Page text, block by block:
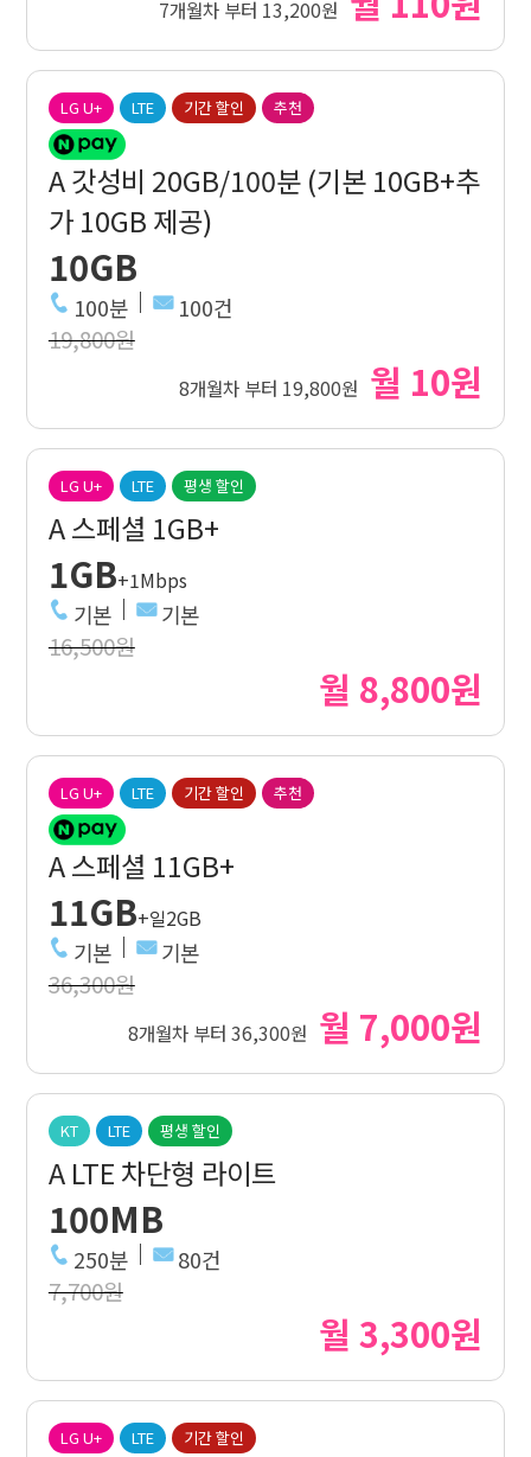
7개월차 부터 13,200원
LG U+ LTE 기간 할인 추천
A 갓성비 20GB/100분 (기본 10GB+추
가 10GB 제공)
10GB
100분 100건
19,800원
8개월차 부터 19,800원 월 10원
LG U+ LTE 평생 할인
A 스페셜 1GB+
1GB+1Mbps
기본 기본
16,500원
월 8,800원
LG U+ LTE 기간 할인 추천
A 스페셜 11GB+
11GB+일2GB
기본 기본
36,300원
8개월차 부터 36,300원 월 7,000원
KT LTE 평생 할인
A LTE 차단형 라이트
100MB
250분 80건
7,700원
월 3,300원
LG U+ LTE 기간 할인